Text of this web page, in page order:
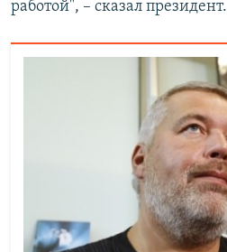
работой", – сказал президент.